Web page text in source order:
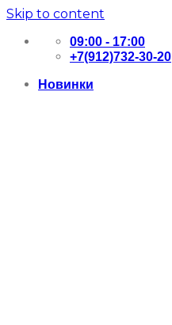
Skip to content
09:00 - 17:00
+7(912)732-30-20
Новинки